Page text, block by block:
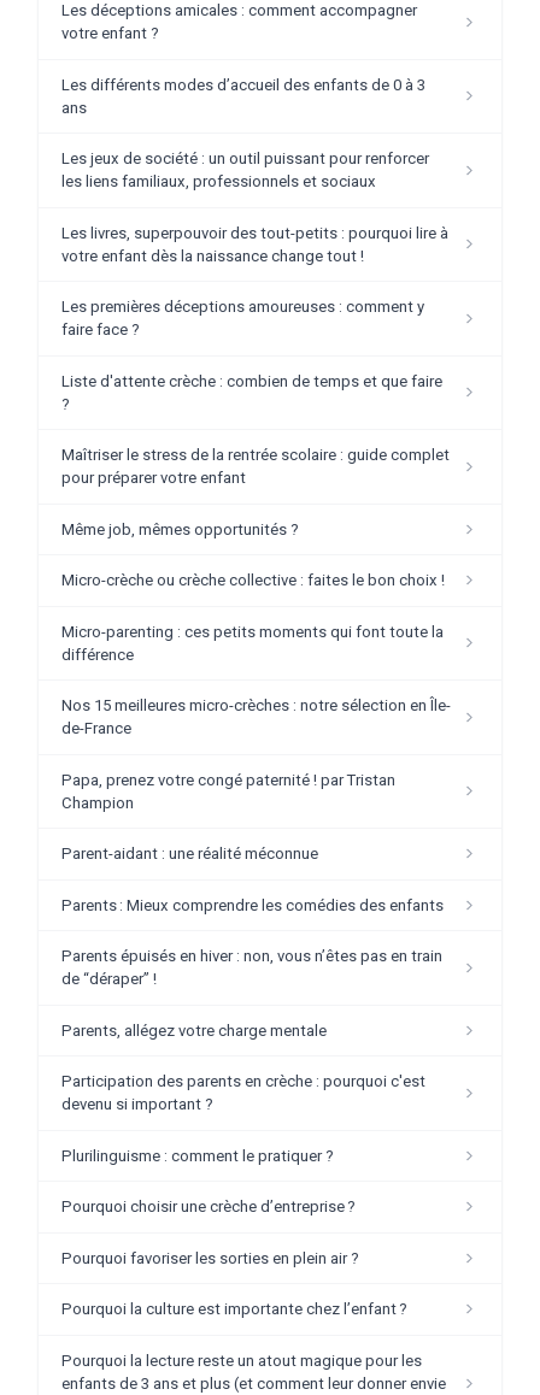
Les déceptions amicales : comment accompagner
votre enfant ?
Les différents modes d’accueil des enfants de 0 à 3
ans
Les jeux de société : un outil puissant pour renforcer
les liens familiaux, professionnels et sociaux
Les livres, superpouvoir des tout-petits : pourquoi lire à
votre enfant dès la naissance change tout !
Les premières déceptions amoureuses : comment y
faire face ?
Liste d'attente crèche : combien de temps et que faire
?
Maîtriser le stress de la rentrée scolaire : guide complet
pour préparer votre enfant
Même job, mêmes opportunités ?
Micro-crèche ou crèche collective : faites le bon choix !
Micro-parenting : ces petits moments qui font toute la
différence
Nos 15 meilleures micro-crèches : notre sélection en Île-
de-France
Papa, prenez votre congé paternité ! par Tristan
Champion
Parent-aidant : une réalité méconnue
Parents : Mieux comprendre les comédies des enfants
Parents épuisés en hiver : non, vous n’êtes pas en train
de “déraper” !
Parents, allégez votre charge mentale
Participation des parents en crèche : pourquoi c'est
devenu si important ?
Plurilinguisme : comment le pratiquer ?
Pourquoi choisir une crèche d’entreprise ?
Pourquoi favoriser les sorties en plein air ?
Pourquoi la culture est importante chez l’enfant ?
Pourquoi la lecture reste un atout magique pour les
enfants de 3 ans et plus (et comment leur donner envie